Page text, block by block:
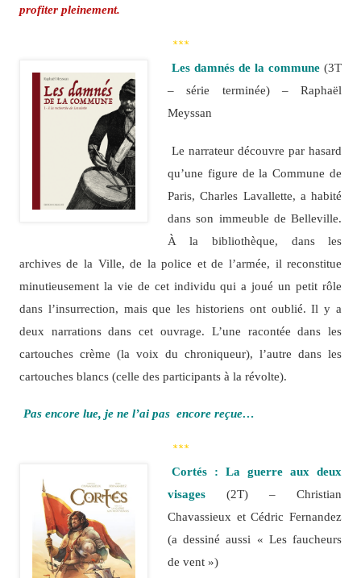
profiter pleinement.
***
Les damnés de la commune (3T
– série terminée) – Raphaël
Meyssan
Le narrateur découvre par hasard
qu’une figure de la Commune de
Paris, Charles Lavallette, a habité
dans son immeuble de Belleville.
À la bibliothèque, dans les
archives de la Ville, de la police et de l’armée, il reconstitue
minutieusement la vie de cet individu qui a joué un petit rôle
dans l’insurrection, mais que les historiens ont oublié. Il y a
deux narrations dans cet ouvrage. L’une racontée dans les
cartouches crème (la voix du chroniqueur), l’autre dans les
cartouches blancs (celle des participants à la révolte).
Pas encore lue, je ne l’ai pas encore reçue…
***
Cortés : La guerre aux deux
visages(2T) – Christian
Chavassieux et Cédric Fernandez
(a dessiné aussi « Les faucheurs
de vent »)